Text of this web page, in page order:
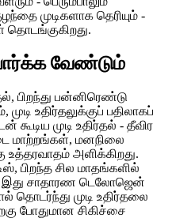
முடிகளாக தெரியும் -
தொடங்குகிறது.
வேண்டும்
பிறந்து பன்னிரெண்டு
உதிர்தலுக்குப் பதிலாகப்
கூடிய முடி உதிர்தல் - தீவிர
மாற்றங்கள், மனநிலை
உத்தரவாதம் அளிக்கிறது.
பிறந்த சில மாதங்களில்
இது சாதாரண டெலோஜென்
தொடர்ந்து முடி உதிர்தலை
போதுமான சிகிச்சை